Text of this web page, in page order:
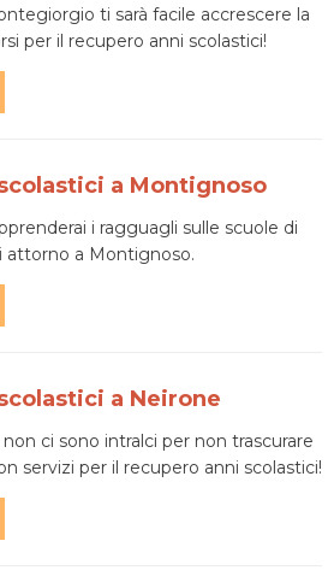
ti sarà facile accrescere la
per il recupero anni scolastici!
a Montignoso
i ragguagli sulle scuole di
attorno a Montignoso.
a Neirone
ci sono intralci per non trascurare
servizi per il recupero anni scolastici!